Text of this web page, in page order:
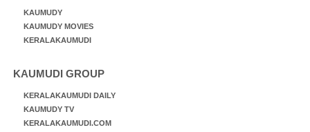
KAUMUDY
KAUMUDY MOVIES
KERALAKAUMUDI
KAUMUDI GROUP
KERALAKAUMUDI DAILY
KAUMUDY TV
KERALAKAUMUDI.COM